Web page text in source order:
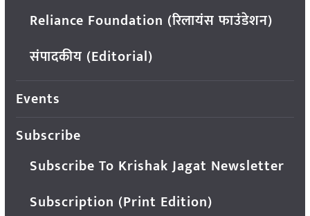
Reliance Foundation (रिलायंस फाउंडेशन)
संपादकीय (Editorial)
Events
Subscribe
Subscribe To Krishak Jagat Newsletter
Subscription (Print Edition)